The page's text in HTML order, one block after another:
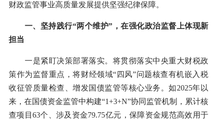
财政监管事业高质量发展提供坚强纪律保障。
一、坚持践行“两个维护”，在强化政治监督上体现新
担当
一是紧盯决策部署落实。将贯彻落实中央重大财税政
策作为监督重点，将财经领域“四风”问题核查有机嵌入税
收征管质量检查、增发国债监管等核心业务。如2025年以
来，在国债资金监管中构建“1+3+N”协同监管机制，累计核
查项目63个、涉及资金79.75亿元，保障资金规范高效用于